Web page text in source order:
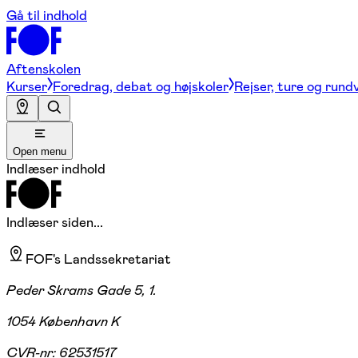
Gå til indhold
Aftenskolen
Kurser Foredrag, debat og højskoler Rejser, ture og
Open menu
Indlæser indhold
Indlæser siden...
FOF's Landssekretariat
Peder Skrams Gade 5, 1.
1054 København K
CVR-nr: 62531517